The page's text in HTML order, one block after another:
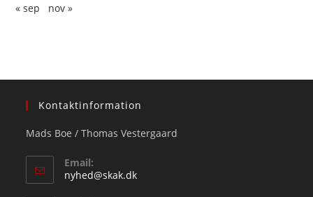
« sep nov »
Kontaktinformation
Mads Boe / Thomas Vestergaard
Email:
nyhed@skak.dkOpens